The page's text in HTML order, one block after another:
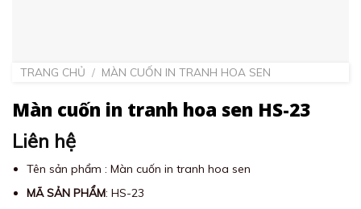
TRANG CHỦ / MÀN CUỐN IN TRANH HOA SEN
Màn cuốn in tranh hoa sen HS-23
Liên hệ
Tên sản phẩm : Màn cuốn in tranh hoa sen
MÃ SẢN PHẨM: HS-23